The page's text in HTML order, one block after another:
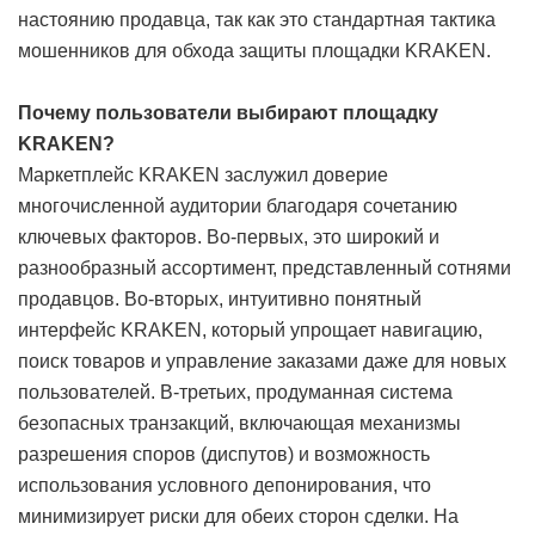
настоянию продавца, так как это стандартная тактика
мошенников для обхода защиты площадки KRAKEN.
Почему пользователи выбирают площадку
KRAKEN?
Маркетплейс KRAKEN заслужил доверие
многочисленной аудитории благодаря сочетанию
ключевых факторов. Во-первых, это широкий и
разнообразный ассортимент, представленный сотнями
продавцов. Во-вторых, интуитивно понятный
интерфейс KRAKEN, который упрощает навигацию,
поиск товаров и управление заказами даже для новых
пользователей. В-третьих, продуманная система
безопасных транзакций, включающая механизмы
разрешения споров (диспутов) и возможность
использования условного депонирования, что
минимизирует риски для обеих сторон сделки. На